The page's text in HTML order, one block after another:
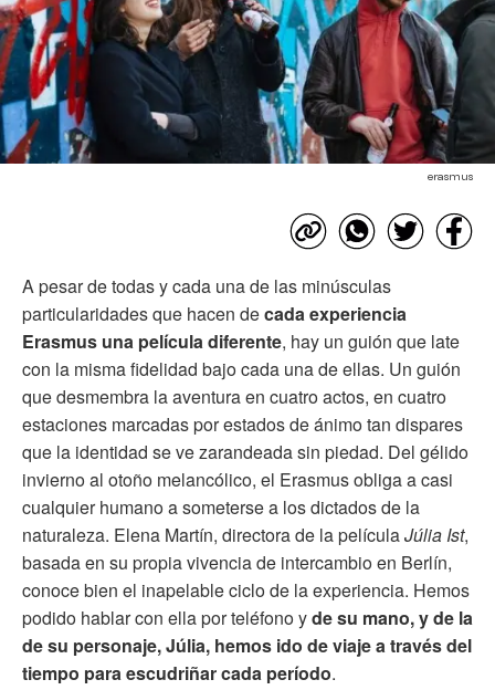
erasmus
A pesar de todas y cada una de las minúsculas
particularidades que hacen decada experiencia
Erasmus una película diferente, hay un guión que late
con la misma fidelidad bajo cada una de ellas. Un guión
que desmembra la aventura en cuatro actos, en cuatro
estaciones marcadas por estados de ánimo tan dispares
que la identidad se ve zarandeada sin piedad. Del gélido
invierno al otoño melancólico, el Erasmus obliga a casi
cualquier humano a someterse a los dictados de la
naturaleza. Elena Martín, directora de la películaJúlia Ist,
basada en su propia vivencia de intercambio en Berlín,
conoce bien el inapelable ciclo de la experiencia. Hemos
podido hablar con ella por teléfono yde su mano, y de la
de su personaje, Júlia, hemos ido de viaje a través del
tiempo para escudriñar cada período.